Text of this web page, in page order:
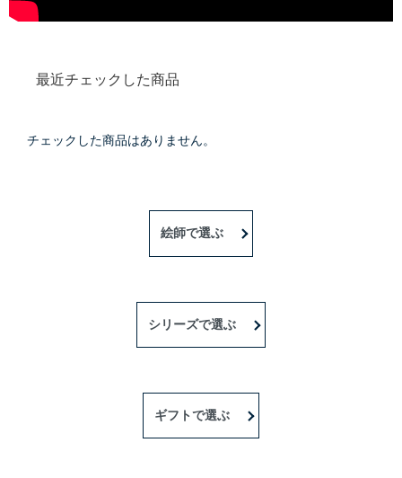
最近チェックした商品
チェックした商品はありません。
絵師で選ぶ
シリーズで選ぶ
ギフトで選ぶ